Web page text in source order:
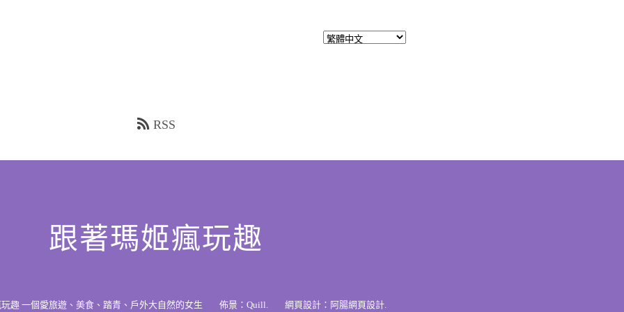
RSS
跟著瑪姬瘋玩趣
趣 一個愛旅遊、美食、踏青、戶外大自然的女生 佈景： Quill. 網頁設計： 阿腸網頁設計.